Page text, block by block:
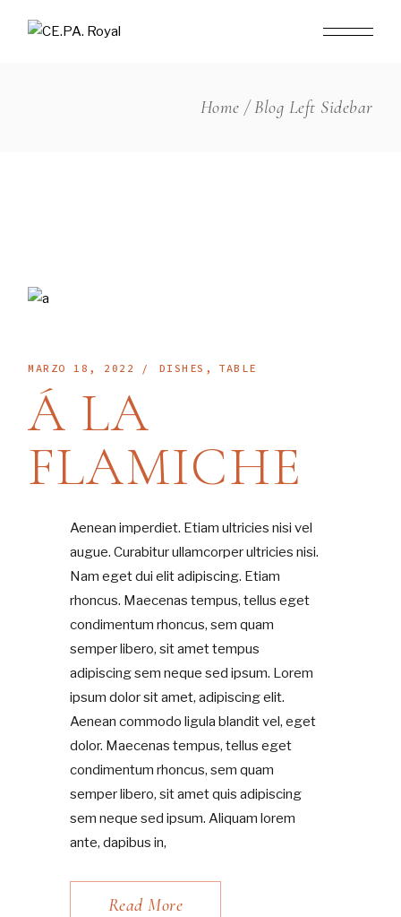
Home Blog Left Sidebar
MARZO 18, 2022 DISHES TABLE
Á LA
FLAMICHE
Aenean imperdiet. Etiam ultricies nisi vel
augue. Curabitur ullamcorper ultricies nisi.
Nam eget dui elit adipiscing. Etiam
rhoncus. Maecenas tempus, tellus eget
condimentum rhoncus, sem quam
semper libero, sit amet tempus
adipiscing sem neque sed ipsum. Lorem
ipsum dolor sit amet, adipiscing elit.
Aenean commodo ligula blandit vel, eget
dolor. Maecenas tempus, tellus eget
condimentum rhoncus, sem quam
semper libero, sit amet quis adipiscing
sem neque sed ipsum. Aliquam lorem
ante, dapibus in,
Read More